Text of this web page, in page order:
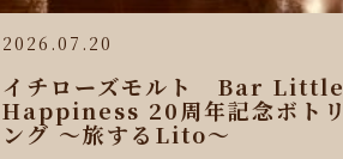
2026.07.20
イチローズモルト Bar Little
Happiness 20周年記念ボトリ
ング 〜旅するLito〜